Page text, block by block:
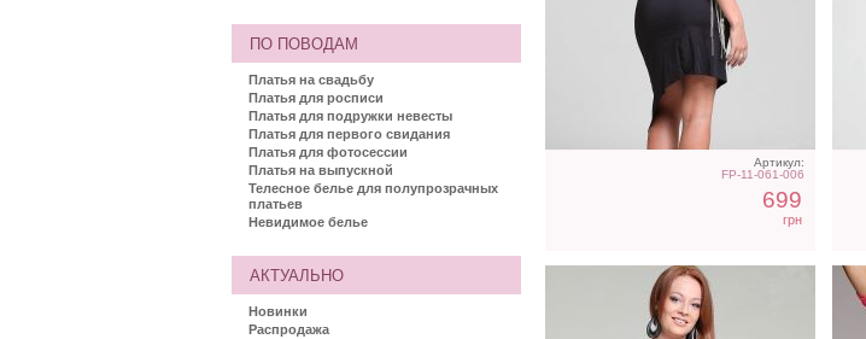
Артикул:
FP-11-061-006
699
грн
Черное мини платье с
камнями
ПО ПОВОДАМ
Платья на свадьбу
Платья для росписи
Платья для подружки невесты
Платья для первого свидания
Платья для фотосессии
Платья на выпускной
Телесное белье для полупрозрачных
платьев
Невидимое белье
АКТУАЛЬНО
Новинки
Распродажа